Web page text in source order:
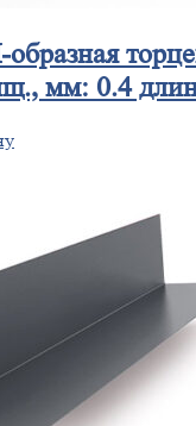
мм: 0.4